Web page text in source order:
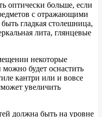
оптически больше, если
с отражающими
гладкая столешница,
лита, глянцевые
некоторые
будет оснастить
кантри или и вовсе
увеличить
должна быть на уровне